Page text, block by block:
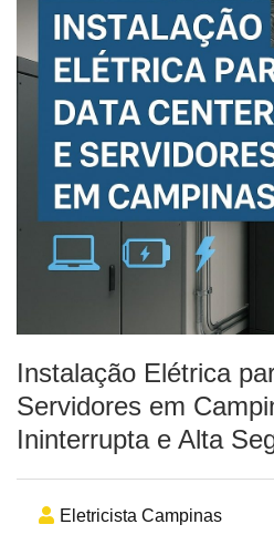
Instalação Elétrica
Servidores em
Ininterrupta e Alta
Eletricista Campinas